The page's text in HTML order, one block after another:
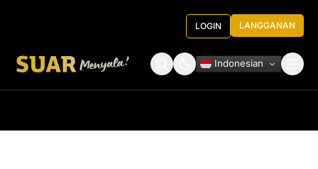
LOGIN LANGGANAN
Indonesian